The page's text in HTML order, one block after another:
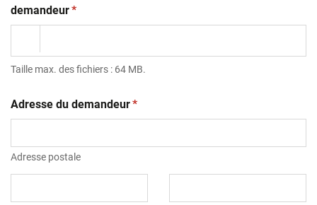
demandeur(obligatoire)
*
Taille max. des fichiers : 64 MB.
Adresse du demandeur(obligatoire)
*
Adresse postale